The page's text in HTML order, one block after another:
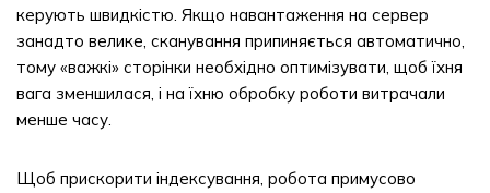
керують швидкістю. Якщо навантаження на сервер
занадто велике, сканування припиняється автоматично,
тому «важкі» сторінки необхідно оптимізувати, щоб їхня
вага зменшилася, і на їхню обробку роботи витрачали
менше часу.
Щоб прискорити індексування, робота примусово